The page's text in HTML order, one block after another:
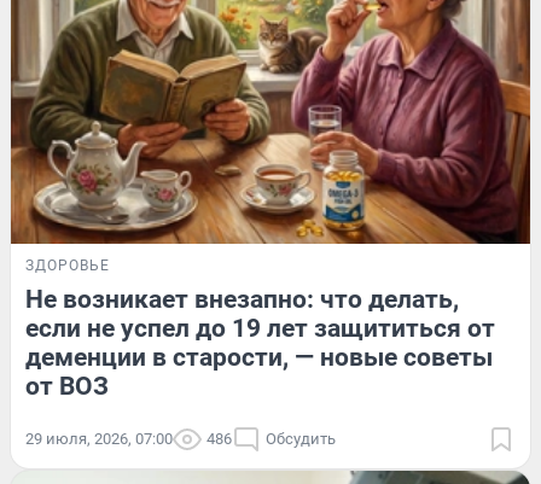
ЗДОРОВЬЕ
Не возникает внезапно: что делать,
если не успел до 19 лет защититься от
деменции в старости, — новые советы
от ВОЗ
29 июля, 2026, 07:00 486 Обсудить